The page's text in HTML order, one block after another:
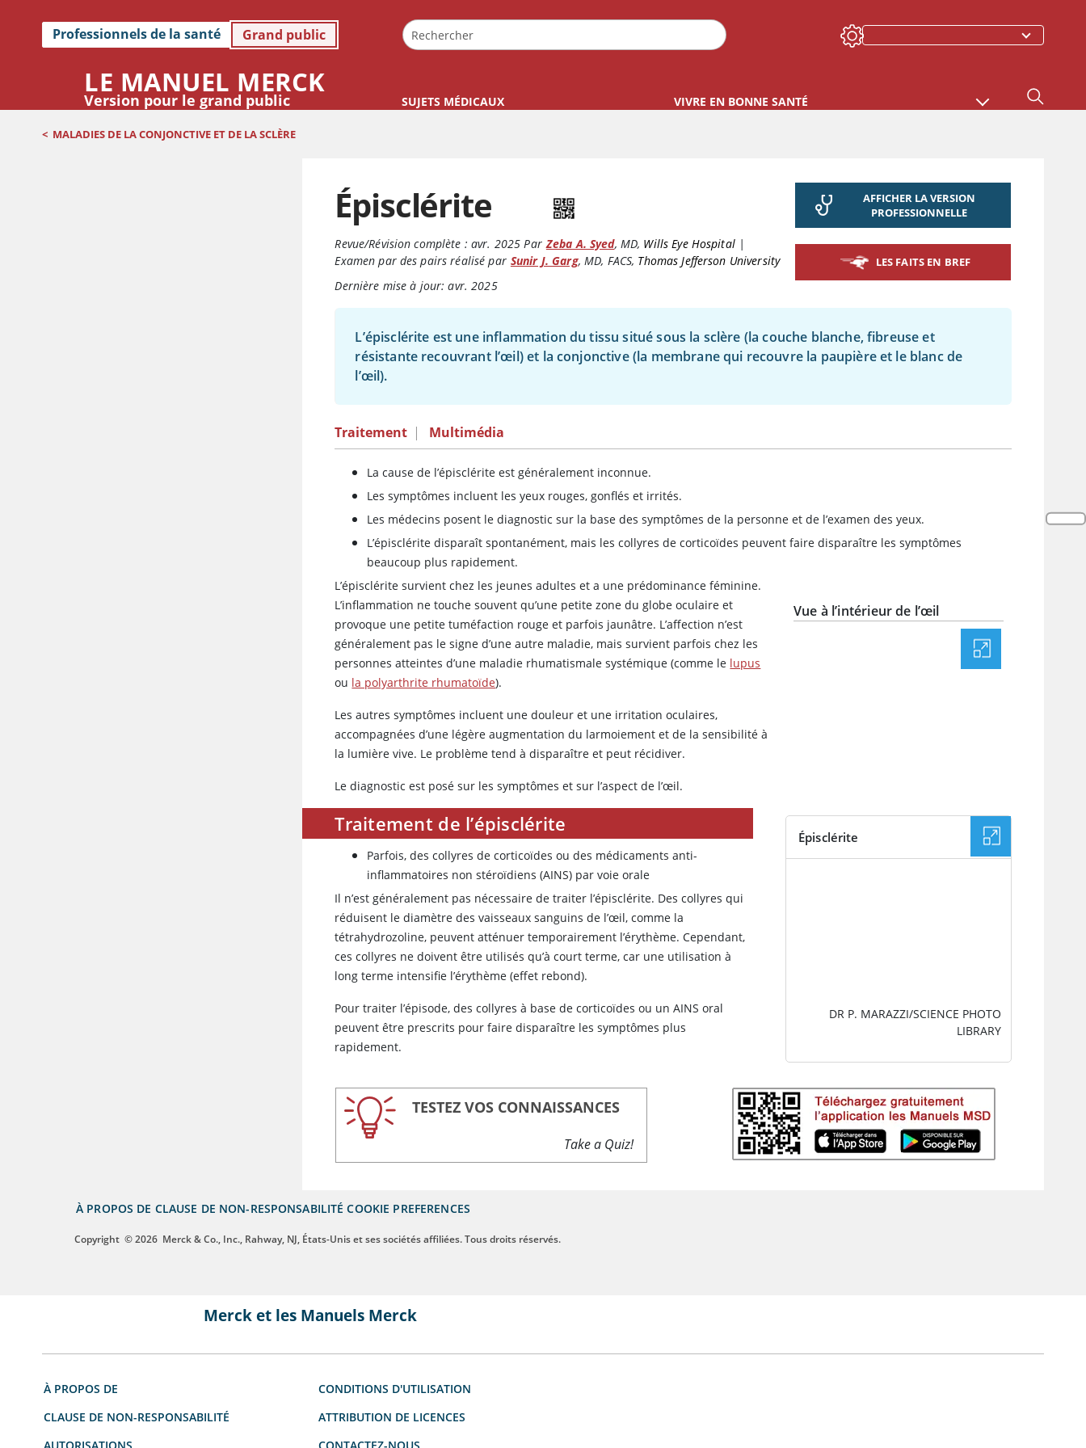
Professionnels de la santé Grand public
LE MANUEL MERCK
Version pour le grand public SUJETS MÉDICAUX VIVRE EN BONNE SANTÉ
< MALADIES DE LA CONJONCTIVE ET DE LA SCLÈRE
Épisclérite
Revue/Révision complète : avr. 2025 Par Zeba A. Syed, MD, Wills Eye Hospital|
Examen par des pairs réalisé par Sunir J. Garg, MD, FACS, Thomas Jefferson University
Dernière mise à jour: avr. 2025
AFFICHER LA VERSION
PROFESSIONNELLE
LES FAITS EN BREF
L’épisclérite est une inflammation du tissu situé sous la sclère (la couche blanche, fibreuse et
résistante recouvrant l’œil) et la conjonctive (la membrane qui recouvre la paupière et le blanc de
l’œil).
Traitement | Multimédia
La cause de l’épisclérite est généralement inconnue.
Les symptômes incluent les yeux rouges, gonflés et irrités.
Les médecins posent le diagnostic sur la base des symptômes de la personne et de l’examen des yeux.
L’épisclérite disparaît spontanément, mais les collyres de corticoïdes peuvent faire disparaître les symptômes
beaucoup plus rapidement.
Vue à l’intérieur de l’œil
L’épisclérite survient chez les jeunes adultes et a une prédominance féminine.
L’inflammation ne touche souvent qu’une petite zone du globe oculaire et
provoque une petite tuméfaction rouge et parfois jaunâtre. L’affection n’est
généralement pas le signe d’une autre maladie, mais survient parfois chez les
personnes atteintes d’une maladie rhumatismale systémique (comme le lupus
ou la polyarthrite rhumatoïde).
Épisclérite
DR P. MARAZZI/SCIENCE PHOTO
LIBRARY
Les autres symptômes incluent une douleur et une irritation oculaires,
accompagnées d’une légère augmentation du larmoiement et de la sensibilité à
la lumière vive. Le problème tend à disparaître et peut récidiver.
Le diagnostic est posé sur les symptômes et sur l’aspect de l’œil.
Traitement de l’épisclérite
Parfois, des collyres de corticoïdes ou des médicaments anti-
inflammatoires non stéroïdiens (AINS) par voie orale
Il n’est généralement pas nécessaire de traiter l’épisclérite. Des collyres qui
réduisent le diamètre des vaisseaux sanguins de l’œil, comme la
tétrahydrozoline, peuvent atténuer temporairement l’érythème. Cependant,
ces collyres ne doivent être utilisés qu’à court terme, car une utilisation à
long terme intensifie l’érythème (effet rebond).
Pour traiter l’épisode, des collyres à base de corticoïdes ou un AINS oral
peuvent être prescrits pour faire disparaître les symptômes plus
rapidement.
TESTEZ VOS CONNAISSANCES
Take a Quiz!
À PROPOS DE CLAUSE DE NON-RESPONSABILITÉ COOKIE PREFERENCES
Copyright © 2026 Merck & Co., Inc., Rahway, NJ, États-Unis et ses sociétés affiliées. Tous droits réservés.
Merck et les Manuels Merck
À PROPOS DE
CLAUSE DE NON-RESPONSABILITÉ
CONDITIONS D'UTILISATION
ATTRIBUTION DE LICENCES